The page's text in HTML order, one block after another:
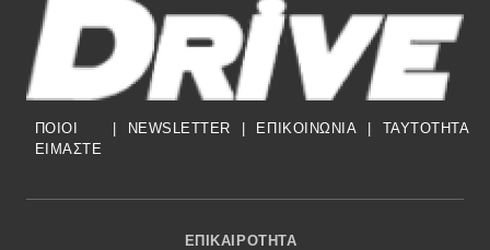
ΠΟΙΟΙ
ΕΙΜΑΣΤΕ
| NEWSLETTER | ΕΠΙΚΟΙΝΩΝΙΑ | TAYTOTHTA
Footer Menu
ΕΠΙΚΑΙΡΌΤΗΤΑ